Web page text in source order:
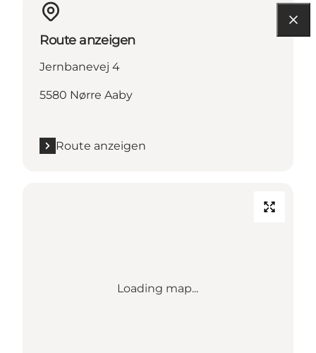
Route anzeigen
Jernbanevej 4
5580 Nørre Aaby
Route anzeigen
Loading map...